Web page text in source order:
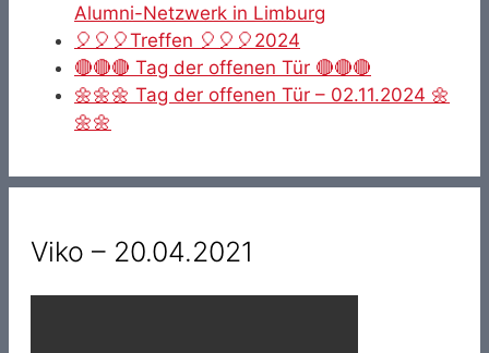
Alumni-Netzwerk in Limburg
🎈🎈🎈Treffen 🎈🎈🎈2024
🔴🔴🔴 Tag der offenen Tür 🔴🔴🔴
🌼🌼🌼 Tag der offenen Tür – 02.11.2024 🌼
🌼🌼
Viko – 20.04.2021